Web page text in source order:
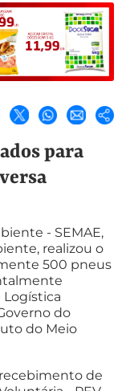
para
- SEMAE,
realizou o
500 pneus
Logística
do
do Meio
de